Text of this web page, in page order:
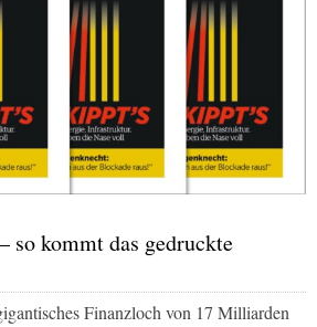
so kommt das gedruckte
Finanzloch von 17 Milliarden